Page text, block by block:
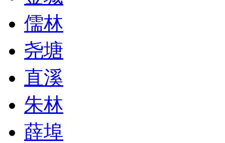
儒林
尧塘
直溪
朱林
薛埠